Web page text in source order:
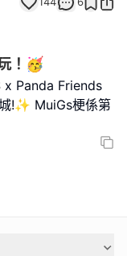
！🥳
x Panda Friends
!✨ MuiGs梗係第